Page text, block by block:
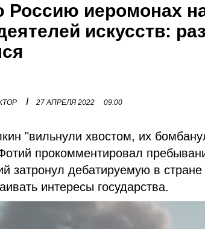
иеромонах
искусств:
I 27 АПРЕЛЯ 2022 09:00
"вильнули хвостом, их
прокомментировал
затронул дебатируемую в
интересы государства.